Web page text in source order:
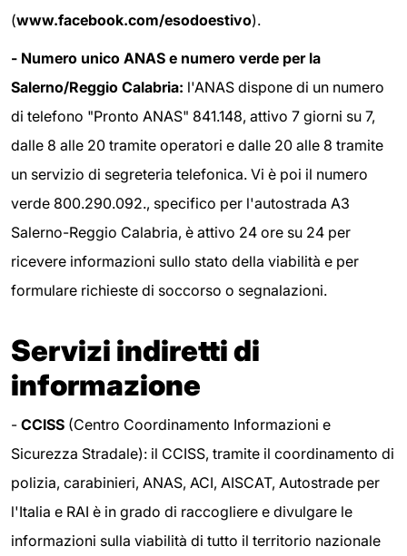
(www.facebook.com/esodoestivo).
- Numero unico ANAS e numero verde per la
Salerno/Reggio Calabria: l'ANAS dispone di un numero
di telefono "Pronto ANAS" 841.148, attivo 7 giorni su 7,
dalle 8 alle 20 tramite operatori e dalle 20 alle 8 tramite
un servizio di segreteria telefonica. Vi è poi il numero
verde 800.290.092., specifico per l'autostrada A3
Salerno-Reggio Calabria, è attivo 24 ore su 24 per
ricevere informazioni sullo stato della viabilità e per
formulare richieste di soccorso o segnalazioni.
Servizi indiretti di
informazione
- CCISS (Centro Coordinamento Informazioni e
Sicurezza Stradale): il CCISS, tramite il coordinamento di
polizia, carabinieri, ANAS, ACI, AISCAT, Autostrade per
l'Italia e RAI è in grado di raccogliere e divulgare le
informazioni sulla viabilità di tutto il territorio nazionale